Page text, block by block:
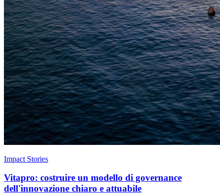
Impact Stories
Vitapro: costruire un modello di governance
dell'innovazione chiaro e attuabile